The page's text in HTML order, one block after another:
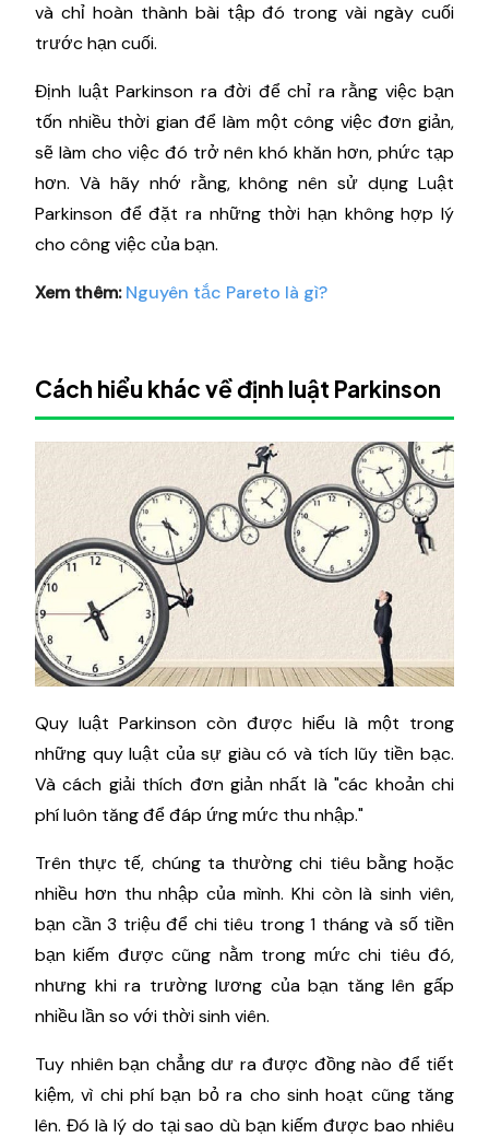
và chỉ hoàn thành bài tập đó trong vài ngày cuối
trước hạn cuối.
Định luật Parkinson ra đời để chỉ ra rằng việc bạn
tốn nhiều thời gian để làm một công việc đơn giản,
sẽ làm cho việc đó trở nên khó khăn hơn, phức tạp
hơn. Và hãy nhớ rằng, không nên sử dụng Luật
Parkinson để đặt ra những thời hạn không hợp lý
cho công việc của bạn.
Xem thêm: Nguyên tắc Pareto là gì?
Cách hiểu khác về định luật Parkinson
Quy luật Parkinson còn được hiểu là một trong
những quy luật của sự giàu có và tích lũy tiền bạc.
Và cách giải thích đơn giản nhất là "các khoản chi
phí luôn tăng để đáp ứng mức thu nhập."
Trên thực tế, chúng ta thường chi tiêu bằng hoặc
nhiều hơn thu nhập của mình. Khi còn là sinh viên,
bạn cần 3 triệu để chi tiêu trong 1 tháng và số tiền
bạn kiếm được cũng nằm trong mức chi tiêu đó,
nhưng khi ra trường lương của bạn tăng lên gấp
nhiều lần so với thời sinh viên.
Tuy nhiên bạn chẳng dư ra được đồng nào để tiết
kiệm, vì chi phí bạn bỏ ra cho sinh hoạt cũng tăng
lên. Đó là lý do tại sao dù bạn kiếm được bao nhiêu